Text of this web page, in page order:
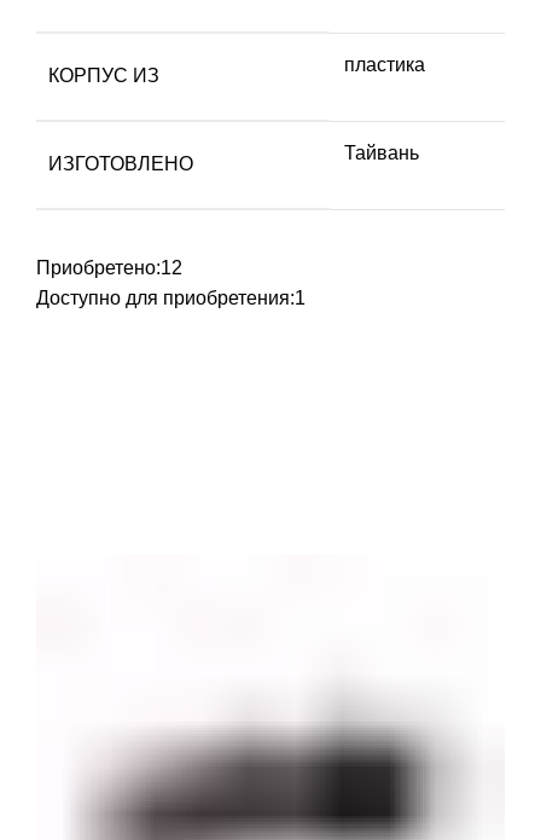
КОРПУС ИЗ
пластика
ИЗГОТОВЛЕНО
Тайвань
Приобретено:12
Доступно для приобретения:1